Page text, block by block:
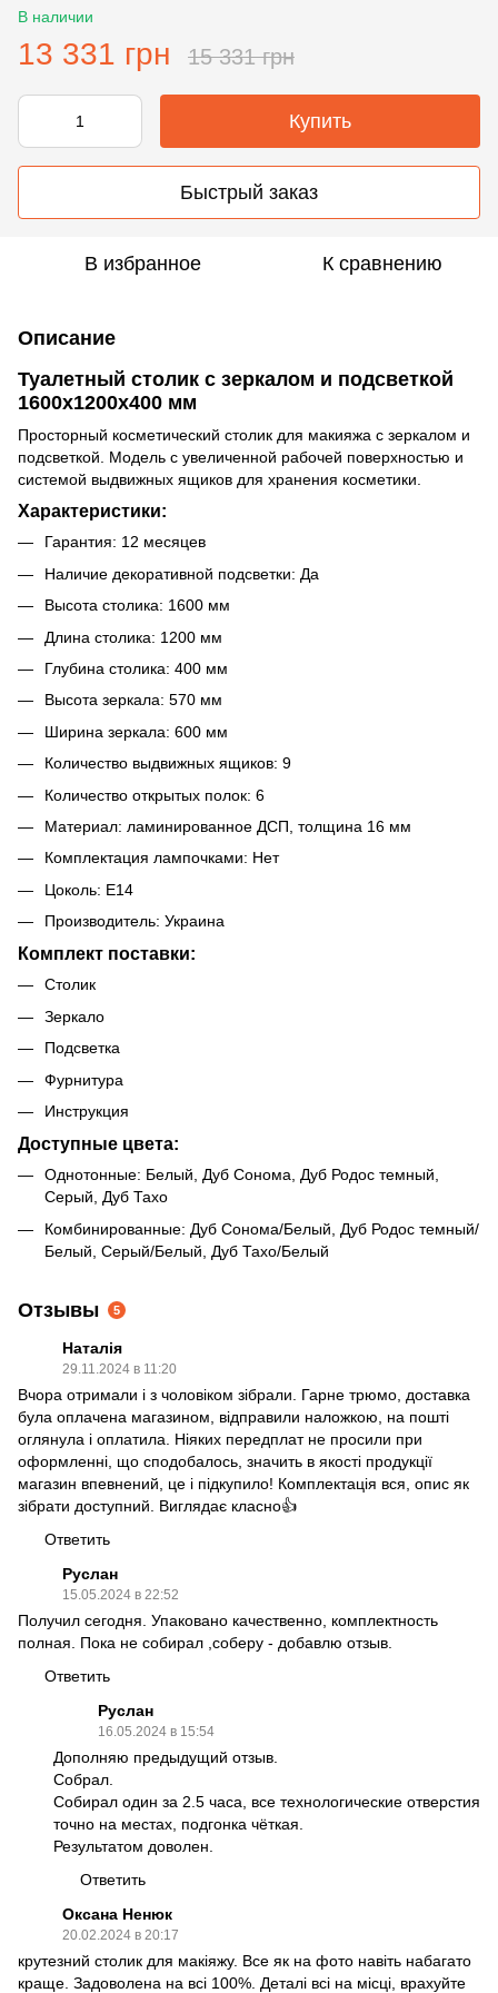
В наличии
13 331 грн 15 331 грн
Купить
Быстрый заказ
В избранное К сравнению
Описание
Туалетный столик с зеркалом и подсветкой
1600х1200х400 мм
Просторный косметический столик для макияжа с зеркалом и
подсветкой. Модель с увеличенной рабочей поверхностью и
системой выдвижных ящиков для хранения косметики.
Характеристики:
Гарантия: 12 месяцев
Наличие декоративной подсветки: Да
Высота столика: 1600 мм
Длина столика: 1200 мм
Глубина столика: 400 мм
Высота зеркала: 570 мм
Ширина зеркала: 600 мм
Количество выдвижных ящиков: 9
Количество открытых полок: 6
Материал: ламинированное ДСП, толщина 16 мм
Комплектация лампочками: Нет
Цоколь: E14
Производитель: Украина
Комплект поставки:
Столик
Зеркало
Подсветка
Фурнитура
Инструкция
Доступные цвета:
Однотонные: Белый, Дуб Сонома, Дуб Родос темный,
Серый, Дуб Тахо
Комбинированные: Дуб Сонома/Белый, Дуб Родос темный/
Белый, Серый/Белый, Дуб Тахо/Белый
Отзывы 5
Наталія
29.11.2024 в 11:20
Вчора отримали і з чоловіком зібрали. Гарне трюмо, доставка
була оплачена магазином, відправили наложкою, на пошті
оглянула і оплатила. Ніяких передплат не просили при
оформленні, що сподобалось, значить в якості продукції
магазин впевнений, це і підкупило! Комплектація вся, опис як
зібрати доступний. Виглядає класно👍
Ответить
Руслан
15.05.2024 в 22:52
Получил сегодня. Упаковано качественно, комплектность
полная. Пока не собирал ,соберу - добавлю отзыв.
Ответить
Руслан
16.05.2024 в 15:54
Дополняю предыдущий отзыв.
Собрал.
Собирал один за 2.5 часа, все технологические отверстия
точно на местах, подгонка чёткая.
Результатом доволен.
Ответить
Оксана Ненюк
20.02.2024 в 20:17
крутезний столик для макіяжу. Все як на фото навіть набагато
краще. Задоволена на всі 100%. Деталі всі на місці, врахуйте